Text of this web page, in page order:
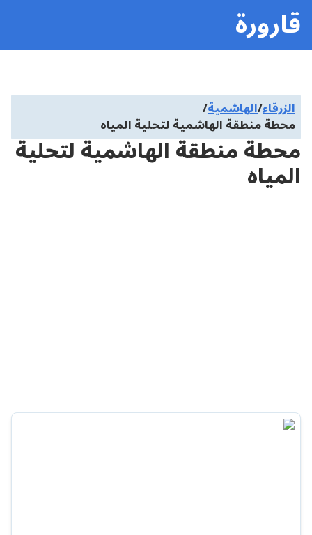
قارورة
الزرقاء/الهاشمية/
محطة منطقة الهاشمية لتحلية المياه
محطة منطقة الهاشمية لتحلية
المياه